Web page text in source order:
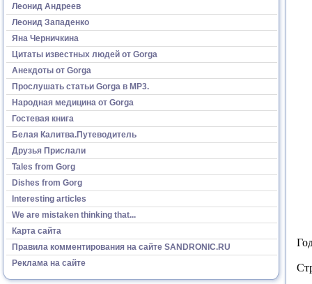
Леонид Андреев
Леонид Западенко
Яна Черничкина
Цитаты известных людей от Gorga
Анекдоты от Gorga
Прослушать статьи Gorga в МР3.
Народная медицина от Gorga
Гостевая книга
Белая Калитва.Путеводитель
Друзья Прислали
Tales from Gorg
Dishes from Gorg
Interesting articles
We are mistaken thinking that...
Карта сайта
Правила комментирования на сайте SANDRONIC.RU
Реклама на сайте